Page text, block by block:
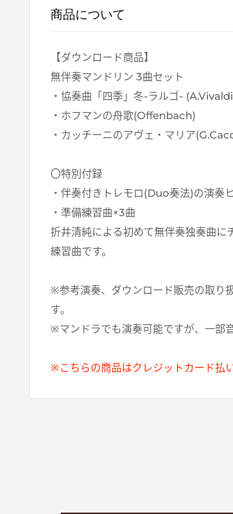
商品について
【ダウンロード商品】
無伴奏マンドリン 3曲セット
・協奏曲「四季」冬-ラルゴ-
・ホフマンの舟歌(Offenbach)
・カッチーニのアヴェ・マリア
〇特別付録
・伴奏付きトレモロ(Duo奏法)の演奏
・準備練習曲×3曲
折井清純による初めて無伴奏独奏曲に
練習曲です。
※参考演奏、ダウンロード販売の取り
す。
※マンドラでも演奏可能ですが、一部
※こちらの商品はクレジットカード払